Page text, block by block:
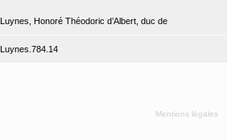
Luynes, Honoré Théodoric d’Albert, duc de
Luynes.784.14
Mentions légales